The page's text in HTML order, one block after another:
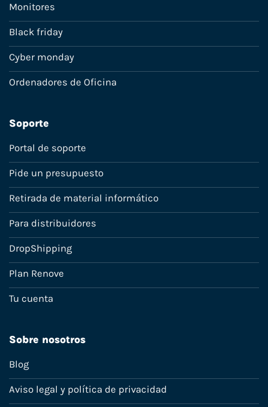
Monitores
Black friday
Cyber monday
Ordenadores de Oficina
Soporte
Portal de soporte
Pide un presupuesto
Retirada de material informático
Para distribuidores
DropShipping
Plan Renove
Tu cuenta
Sobre nosotros
Blog
Aviso legal y política de privacidad